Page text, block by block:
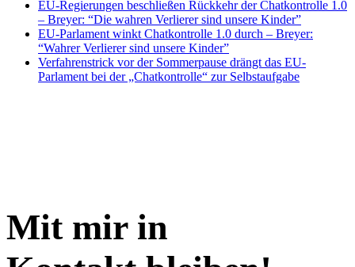
EU-Regierungen beschließen Rückkehr der Chatkontrolle 1.0
– Breyer: “Die wahren Verlierer sind unsere Kinder”
EU-Parlament winkt Chatkontrolle 1.0 durch – Breyer:
“Wahrer Verlierer sind unsere Kinder”
Verfahrenstrick vor der Sommerpause drängt das EU-
Parlament bei der „Chatkontrolle“ zur Selbstaufgabe
Mit mir in